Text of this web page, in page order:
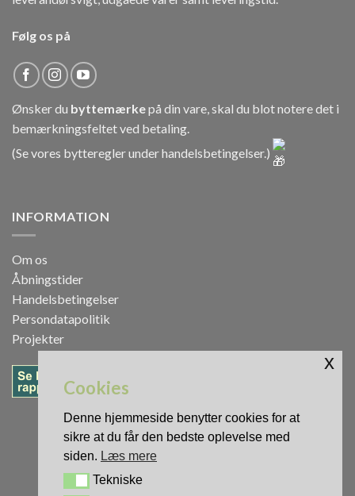
Følg os på
Ønsker du byttemærkepå din vare, skal du blot notere det i
bemærkningsfeltet ved betaling.
(Se vores bytteregler underhandelsbetingelser.)
INFORMATION
Om os
Åbningstider
Handelsbetingelser
Persondatapolitik
Projekter
Cookies
Denne hjemmeside benytter cookies for at
sikre at du får den bedste oplevelse med
siden. Læs mere
Tekniske
Tekniske
x